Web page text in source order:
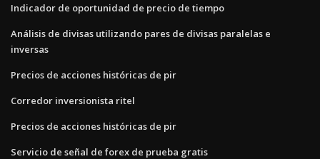
Indicador de oportunidad de precio de tiempo
Análisis de divisas utilizando pares de divisas paralelas e
inversas
Precios de acciones históricas de pir
Corredor inversionista ritel
Precios de acciones históricas de pir
Servicio de señal de forex de prueba gratis